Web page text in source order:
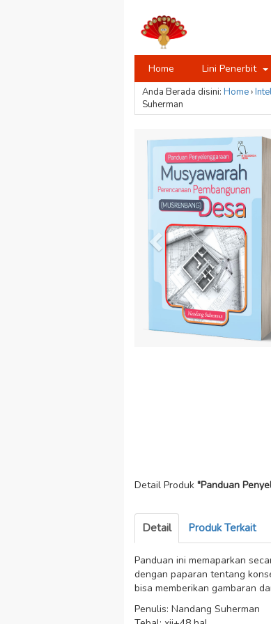
Home Lini Penerbit
Anda Berada disini: Home›
Suherman
Detail Produk "Panduan
Detail Produk Terkait
Panduan ini memaparkan
dengan paparan tentang
bisa memberikan gambaran
Penulis: Nandang Suherman